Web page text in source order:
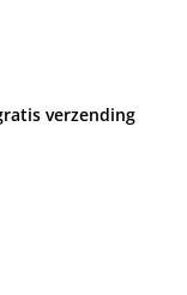
verzending